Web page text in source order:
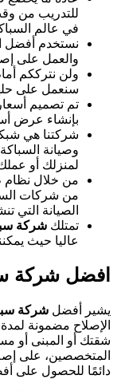
للتدريب من
في عالم
نستخدم أفضل
والعمل على
ولن نترككم
سنعمل على
تم تصميم
بإنشاء عرض
شركتنا هي
وصيانة
لمنزلك أو
من خلال نظام
من شركات
الصيانة التي
تمتلك شركة
عاليا حيث
افضل شركة
يشير أفضل شركة
الإصلاح مضمونة
شقتك أو المبنى أو
المتخصصين، على
دائمًا للحصول على